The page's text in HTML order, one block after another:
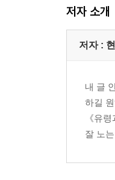
<第25章>
<第26章>
<第27章>
<작가의 말>
<프롤로그
<第1章>
저자 소개
저자 :
내 글
하길
《유
잘 노